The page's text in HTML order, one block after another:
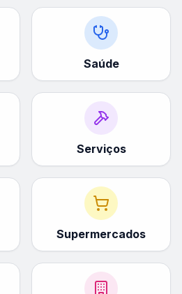
Saúde
Serviços
Supermercados